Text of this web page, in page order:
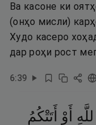
Ва касоне ки
(онҳо мисли)
Худо касеро
дар роҳи рост
6:39
أَوْ أَتَتْكُمُ